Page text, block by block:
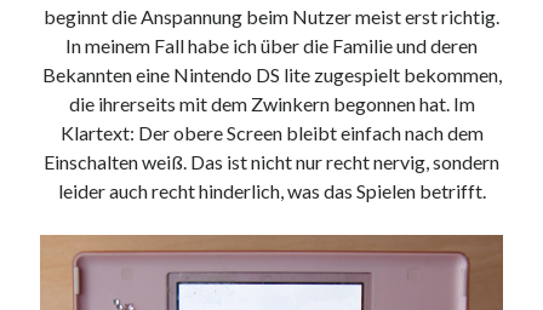
beginnt die Anspannung beim Nutzer meist erst richtig.
In meinem Fall habe ich über die Familie und deren
Bekannten eine Nintendo DS lite zugespielt bekommen,
die ihrerseits mit dem Zwinkern begonnen hat. Im
Klartext: Der obere Screen bleibt einfach nach dem
Einschalten weiß. Das ist nicht nur recht nervig, sondern
leider auch recht hinderlich, was das Spielen betrifft.